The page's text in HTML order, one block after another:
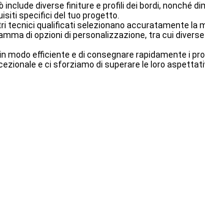
diverse finiture e profili dei bordi, nonché
specifici del tuo progetto.
tecnici qualificati selezionano accuratamente la
di opzioni di personalizzazione, tra cui
efficiente e di consegnare rapidamente i
e ci sforziamo di superare le loro